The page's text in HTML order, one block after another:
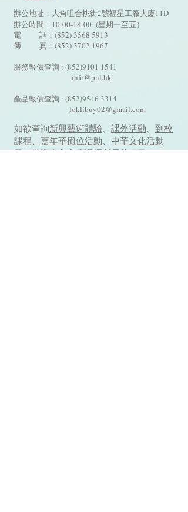
辦公地址：大角咀合桃街2號福星工廠大廈11D
辦公時間：10:00-18:00 (星期一至五）
電 話：(852)3568 5913
傳 真：(852) 3702 1967
服務報價查詢 : (852)9101 1541
info@pnl.hk
產品報價查詢 : (852)9546 3314
loklibuy02@gmail.com
如欲查詢新興藝術體驗、 課外活動、 到校
課程、 嘉年華攤位活動、 中華文化活動
日，歡迎進入商店選擇所需的項目!